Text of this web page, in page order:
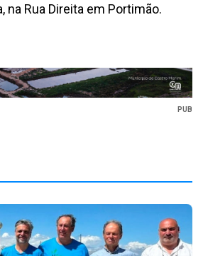
na Rua Direita em Portimão.
PUB